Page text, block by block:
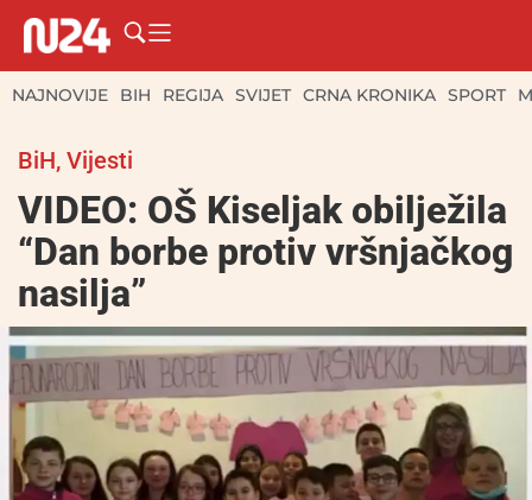
NAJNOVIJE BIH REGIJA SVIJET CRNA KRONIKA SPORT
BiH, Vijesti
VIDEO: OŠ Kiseljak obilježila
“Dan borbe protiv vršnjačkog
nasilja”